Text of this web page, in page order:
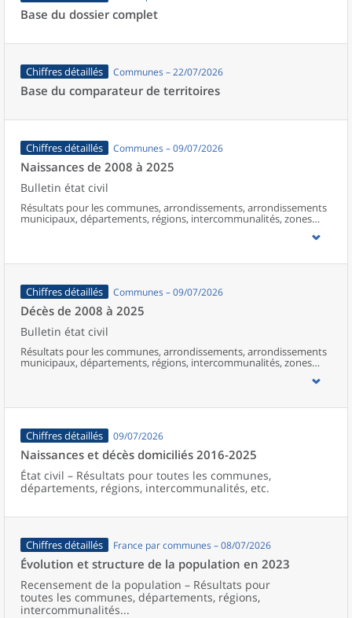
Base du dossier complet
Chiffres détaillés Communes – 22/07/2026
Base du comparateur de territoires
Chiffres détaillés Communes – 09/07/2026
Naissances de 2008 à 2025
Bulletin état civil
Résultats pour les communes, arrondissements, arrondissements
municipaux, départements, régions, intercommunalités, zones
d’emploi, bassins de vie, unités urbaines et aires d’attraction des
Chiffres détaillés Communes – 09/07/2026
Décès de 2008 à 2025
Bulletin état civil
Résultats pour les communes, arrondissements, arrondissements
municipaux, départements, régions, intercommunalités, zones
d’emploi, bassins de vie, unités urbaines et aires d’attraction des
Chiffres détaillés 09/07/2026
Naissances et décès domiciliés 2016-2025
État civil – Résultats pour toutes les communes,
départements, régions, intercommunalités, etc.
Chiffres détaillés France par communes – 08/07/2026
Évolution et structure de la population en 2023
Recensement de la population – Résultats pour
toutes les communes, départements, régions,
intercommunalités...